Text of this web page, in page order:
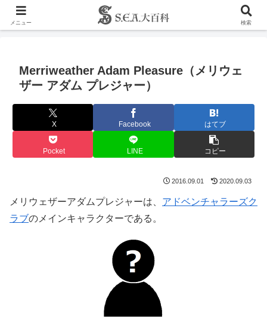
Merriweather Adam Pleasure（メリウェ
ザー アダム プレジャー）
X Facebook はてブ
Pocket LINE コピー
2016.09.01 2020.09.03
メリウェザーアダムプレジャーは、 アドベンチャラーズク
ラブのメインキャラクターである。
メニュー 検索